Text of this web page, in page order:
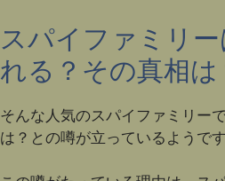
スパイファミリ
れる？その真相は
そんな人気のスパイファミリー
は？との噂が立っているようです